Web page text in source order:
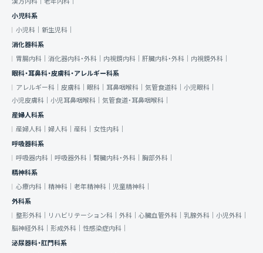
小児科系
小児科｜ 新生児科｜
消化器科系
胃腸内科｜ 消化器内科・外科｜ 内視鏡内科｜ 肝臓内科・外科｜ 内視鏡外科｜
眼科・耳鼻科・皮膚科・アレルギー科系
アレルギー科｜ 皮膚科｜ 眼科｜ 耳鼻咽喉科｜ 気管食道科｜ 小児眼科｜
小児皮膚科｜ 小児耳鼻咽喉科｜ 気管食道・耳鼻咽喉科｜
産婦人科系
産婦人科｜ 婦人科｜ 産科｜ 女性内科｜
呼吸器科系
呼吸器内科｜ 呼吸器外科｜ 腎臓内科・外科｜ 胸部外科｜
精神科系
心療内科｜ 精神科｜ 老年精神科｜ 児童精神科｜
外科系
整形外科｜
リハビリテーション科｜ 外科｜ 心臓血管外科｜ 乳腺外科｜ 小児外科｜
脳神経外科｜ 形成外科｜ 性感染症内科｜
泌尿器科・肛門科系